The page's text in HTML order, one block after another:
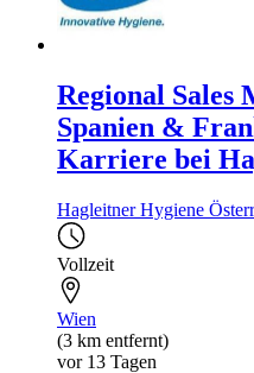
Regional Sales
Spanien &
Karriere bei
Hagleitner Hygiene
Vollzeit
Wien
(3 km entfernt)
vor 13 Tagen